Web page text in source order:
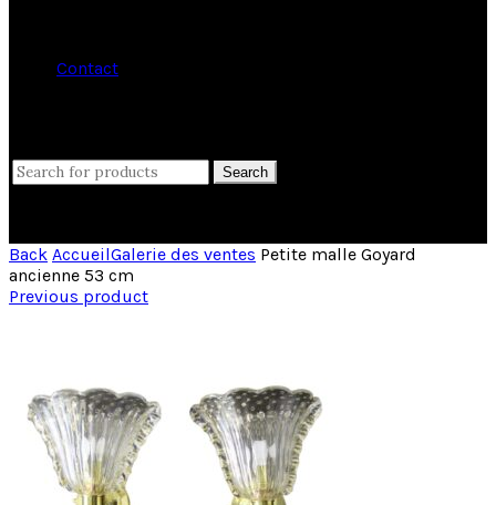
Contact
Search
for:
Search
Back AccueilGalerie des ventes Petite malle Goyard
ancienne 53 cm
Previous product